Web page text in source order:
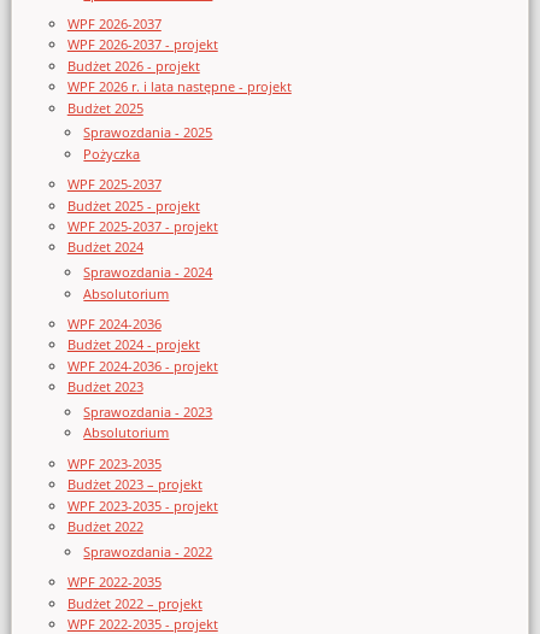
WPF 2026-2037
WPF 2026-2037 - projekt
Budżet 2026 - projekt
WPF 2026 r. i lata następne - projekt
Budżet 2025
Sprawozdania - 2025
Pożyczka
WPF 2025-2037
Budżet 2025 - projekt
WPF 2025-2037 - projekt
Budżet 2024
Sprawozdania - 2024
Absolutorium
WPF 2024-2036
Budżet 2024 - projekt
WPF 2024-2036 - projekt
Budżet 2023
Sprawozdania - 2023
Absolutorium
WPF 2023-2035
Budżet 2023 – projekt
WPF 2023-2035 - projekt
Budżet 2022
Sprawozdania - 2022
WPF 2022-2035
Budżet 2022 – projekt
WPF 2022-2035 - projekt